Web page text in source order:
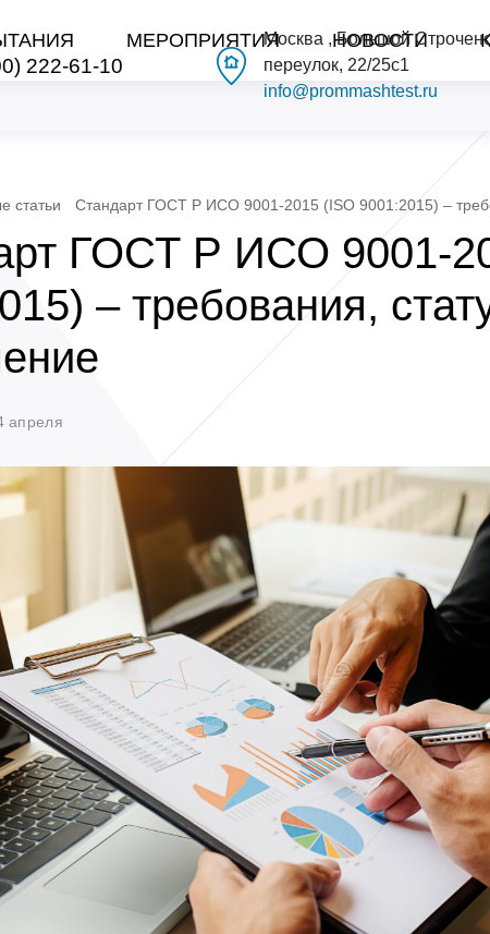
222-61-10
Москва , Большой
переулок, 22/25с1
info@prommashtest.ru
МЕРОПРИЯТИЯ НОВОСТИ
статьи Стандарт ГОСТ Р ИСО 9001-2015 (ISO 9001:2015) –
ГОСТ Р ИСО 9001-
– требования,
апреля